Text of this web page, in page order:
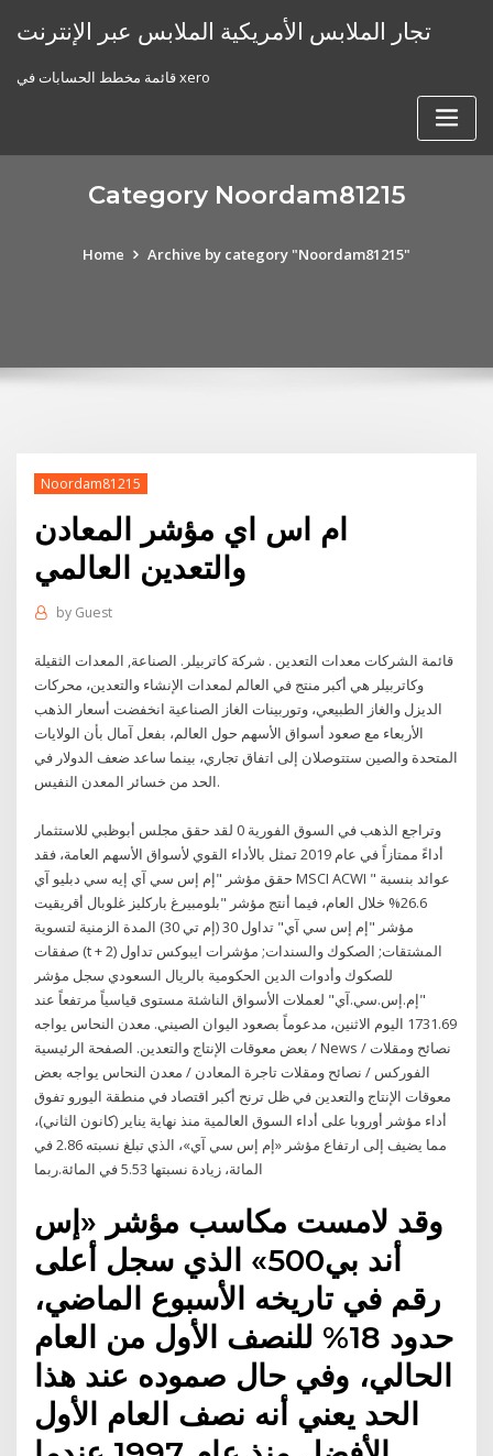
تجار الملابس الأمريكية الملابس عبر الإنترنت
قائمة مخطط الحسابات في xero
Category Noordam81215
Home Archive by category "Noordam81215"
Noordam81215
ام اس اي مؤشر المعادن
والتعدين العالمي
by Guest
قائمة الشركات معدات التعدين . شركة كاتربيلر. الصناعة, المعدات الثقيلة
وكاتربيلر هي أكبر منتج في العالم لمعدات الإنشاء والتعدين، محركات
الديزل والغاز الطبيعي، وتوربينات الغاز الصناعية انخفضت أسعار الذهب
الأربعاء مع صعود أسواق الأسهم حول العالم، بفعل آمال بأن الولايات
المتحدة والصين ستتوصلان إلى اتفاق تجاري، بينما ساعد ضعف الدولار في
الحد من خسائر المعدن النفيس.
وتراجع الذهب في السوق الفورية 0 لقد حقق مجلس أبوظبي للاستثمار
أداءً ممتازاً في عام 2019 تمثل بالأداء القوي لأسواق الأسهم العامة، فقد
حقق مؤشر "إم إس سي آي إيه سي دبليو آي MSCI ACWI " عوائد بنسبة
26.6% خلال العام، فيما أنتج مؤشر "بلومبيرغ باركليز غلوبال أقريقيت
مؤشر "إم إس سي آي" تداول 30 (إم تي 30) المدة الزمنية لتسوية
صفقات (t + 2) المشتقات; الصكوك والسندات; مؤشرات ايبوكس تداول
للصكوك وأدوات الدين الحكومية بالريال السعودي سجل مؤشر
"إم.إس.سي.آي" لعملات الأسواق الناشئة مستوى قياسياً مرتفعاً عند
1731.69 اليوم الاثنين، مدعوماً بصعود اليوان الصيني. معدن النحاس يواجه
بعض معوقات الإنتاج والتعدين. الصفحة الرئيسية / News / نصائح ومقلات
الفوركس / نصائح ومقلات تاجرة المعادن / معدن النحاس يواجه بعض
معوقات الإنتاج والتعدين في ظل ترنح أكبر اقتصاد في منطقة اليورو تفوق
أداء مؤشر أوروبا على أداء السوق العالمية منذ نهاية يناير (كانون الثاني)،
مما يضيف إلى ارتفاع مؤشر «إم إس سي آي»، الذي تبلغ نسبته 2.86 في
المائة، زيادة نسبتها 5.53 في المائة.ربما
وقد لامست مكاسب مؤشر «إس
أند بي500» الذي سجل أعلى
رقم في تاريخه الأسبوع الماضي،
حدود 18% للنصف الأول من العام
الحالي، وفي حال صموده عند هذا
الحد يعني أنه نصف العام الأول